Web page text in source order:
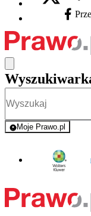
Moje Prawo.pl
- rejestracja i